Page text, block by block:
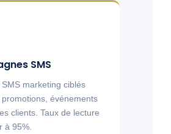
SMS
SMS marketing ciblés
promotions, événements
clients. Taux de lecture
à 95%.